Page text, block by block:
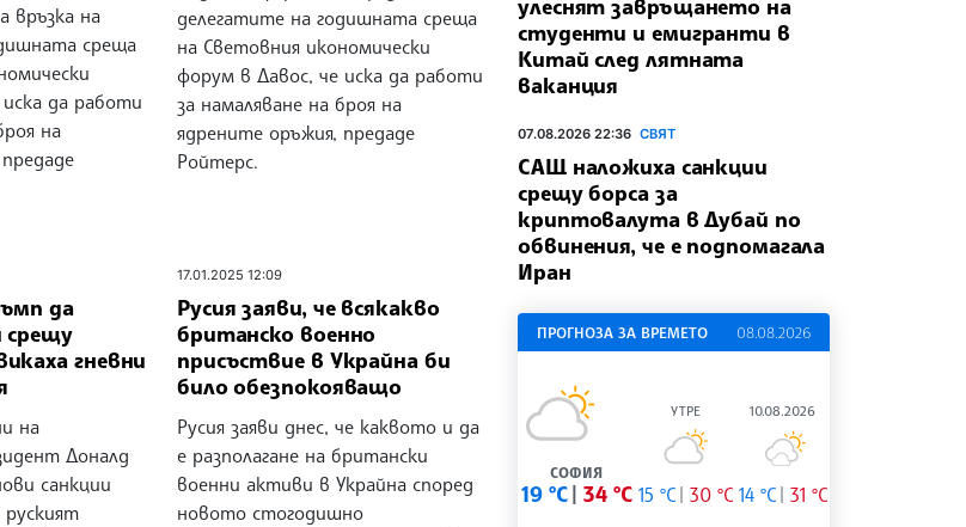
връзка на
среща
да работи
на
делегатите на годишната среща
на Световния икономически
форум в Давос, че иска да работи
за намаляване на броя на
ядрените оръжия, предаде
Ройтерс.
да
срещу
гневни
на
Доналд
санкции
17.01.2025 12:09
Русия заяви, че всякакво
британско военно
присъствие в Украйна би
било обезпокояващо
Русия заяви днес, че каквото и да
е разполагане на британски
военни активи в Украйна според
новото стогодишно
улеснят завръщането на
студенти и емигранти в
Китай след лятната
ваканция
07.08.2026 22:36 СВЯТ
САЩ наложиха санкции
срещу борса за
криптовалута в Дубай по
обвинения, че е подпомагала
Иран
ПРОГНОЗА ЗА ВРЕМЕТО 08.08.2026
СОФИЯ
19 °C 34 °C
УТРЕ
15 °C 30 °C
10.08.2026
14 °C 31 °C